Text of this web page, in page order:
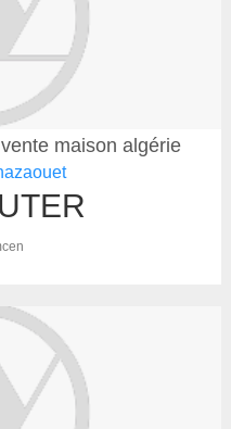
maison algérie